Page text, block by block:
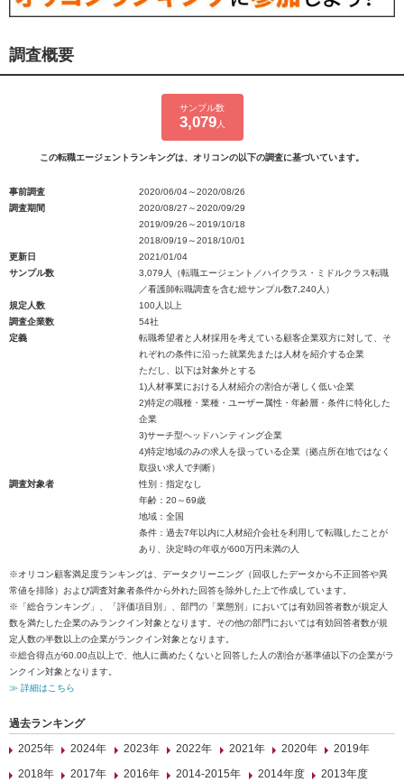
調査概要
サンプル数
3,079人
この転職エージェントランキングは、オリコンの以下の調査に基づいています。
事前調査
2020/06/04～2020/08/26
調査期間
2020/08/27～2020/09/29
2019/09/26～2019/10/18
2018/09/19～2018/10/01
更新日
2021/01/04
サンプル数
3,079人（転職エージェント／ハイクラス・ミドルクラス転職
／看護師転職調査を含む総サンプル数7,240人）
規定人数
100人以上
調査企業数
54社
定義
転職希望者と人材採用を考えている顧客企業双方に対して、そ
れぞれの条件に沿った就業先または人材を紹介する企業
ただし、以下は対象外とする
1)人材事業における人材紹介の割合が著しく低い企業
2)特定の職種・業種・ユーザー属性・年齢層・条件に特化した
企業
3)サーチ型ヘッドハンティング企業
4)特定地域のみの求人を扱っている企業（拠点所在地ではなく
取扱い求人で判断）
調査対象者
性別：指定なし
年齢：20～69歳
地域：全国
条件：過去7年以内に人材紹介会社を利用して転職したことが
あり、決定時の年収が600万円未満の人
※オリコン顧客満足度ランキングは、データクリーニング（回収したデータから不正回答や異
常値を排除）および調査対象者条件から外れた回答を除外した上で作成しています。
※「総合ランキング」、「評価項目別」、部門の「業態別」においては有効回答者数が規定人
数を満たした企業のみランクイン対象となります。その他の部門においては有効回答者数が規
定人数の半数以上の企業がランクイン対象となります。
※総合得点が60.00点以上で、他人に薦めたくないと回答した人の割合が基準値以下の企業がラ
ンクイン対象となります。
≫ 詳細はこちら
過去ランキング
2025年
2024年 2023年 2022年 2021年 2020年
2019年
2018年
2017年 2016年 2014-2015年 2014年度
2013年度